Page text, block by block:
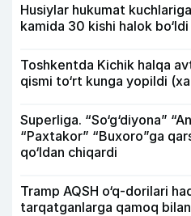
Husiylar hukumat
kamida 30 kishi halok bo‘ldi
Toshkentda Kichik halqa
qismi to‘rt kunga yopildi
Superliga. “So‘g‘diyona”
“Paxtakor” “Buxoro”ga
qo‘ldan chiqardi
Tramp AQSH o‘q-dorilari
tarqatganlarga qamoq